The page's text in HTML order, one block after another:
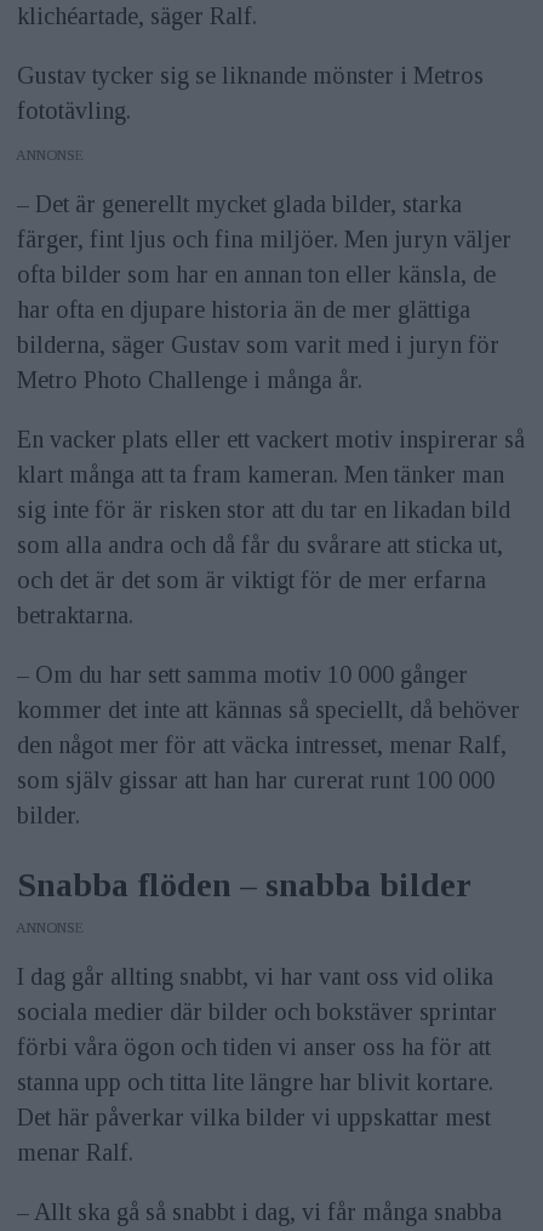
klichéartade, säger Ralf.
Gustav tycker sig se liknande mönster i Metros
fototävling.
ANNONS
– Det är generellt mycket glada bilder, starka
färger, fint ljus och fina miljöer. Men juryn väljer
ofta bilder som har en annan ton eller känsla, de
har ofta en djupare historia än de mer glättiga
bilderna, säger Gustav som varit med i juryn för
Metro Photo Challenge i många år.
En vacker plats eller ett vackert motiv inspirerar så
klart många att ta fram kameran. Men tänker man
sig inte för är risken stor att du tar en likadan bild
som alla andra och då får du svårare att sticka ut,
och det är det som är viktigt för de mer erfarna
betraktarna.
– Om du har sett samma motiv 10 000 gånger
kommer det inte att kännas så spe­ciellt, då behöver
den något mer för att väcka intresset, menar Ralf,
som själv gissar att han har curerat runt 100 000
bilder.
Snabba flöden – snabba bilder
ANNONS
I dag går allting snabbt, vi har vant oss vid olika
sociala medier där bilder och bokstäver sprintar
förbi våra ögon och tiden vi anser oss ha för att
stanna upp och titta lite längre har blivit kortare.
Det här påverkar vilka bilder vi uppskattar mest
menar Ralf.
– Allt ska gå så snabbt i dag, vi får många snabba